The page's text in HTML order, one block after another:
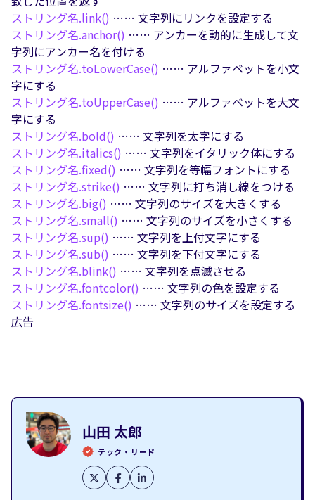
ストリング名.link() …… 文字列にリンクを設定する
ストリング名.anchor() …… アンカーを動的に生成して文
字列にアンカー名を付ける
ストリング名.toLowerCase() …… アルファベットを小文
字にする
ストリング名.toUpperCase() …… アルファベットを大文
字にする
ストリング名.bold() …… 文字列を太字にする
ストリング名.italics() …… 文字列をイタリック体にする
ストリング名.fixed() …… 文字列を等幅フォントにする
ストリング名.strike() …… 文字列に打ち消し線をつける
ストリング名.big() …… 文字列のサイズを大きくする
ストリング名.small() …… 文字列のサイズを小さくする
ストリング名.sup() …… 文字列を上付文字にする
ストリング名.sub() …… 文字列を下付文字にする
ストリング名.blink() …… 文字列を点滅させる
ストリング名.fontcolor() …… 文字列の色を設定する
ストリング名.fontsize() …… 文字列のサイズを設定する
広告
山田 太郎
テック・リード